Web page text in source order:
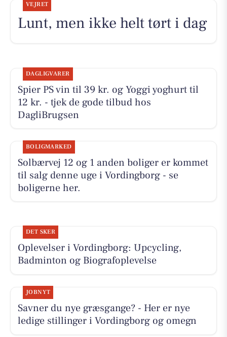
VEJRET
Lunt, men ikke helt tørt i dag
DAGLIGVARER
Spier PS vin til 39 kr. og Yoggi yoghurt til
12 kr. - tjek de gode tilbud hos
DagliBrugsen
BOLIGMARKED
Solbærvej 12 og 1 anden boliger er kommet
til salg denne uge i Vordingborg - se
boligerne her.
DET SKER
Oplevelser i Vordingborg: Upcycling,
Badminton og Biografoplevelse
JOBNYT
Savner du nye græsgange? - Her er nye
ledige stillinger i Vordingborg og omegn